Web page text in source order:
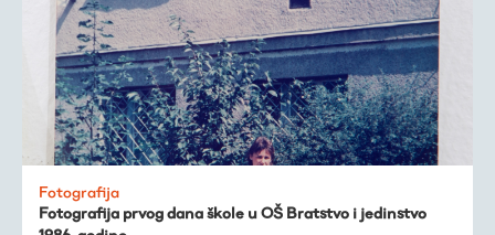
Fotografija
Fotografija prvog dana škole u OŠ Bratstvo i jedinstvo